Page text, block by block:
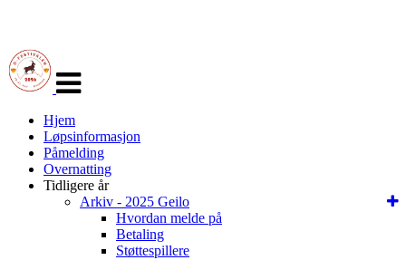
navigasjon
Hjem
Løpsinformasjon
Påmelding
Overnatting
Tidligere år
Arkiv - 2025 Geilo
Hvordan melde på
Betaling
Støttespillere